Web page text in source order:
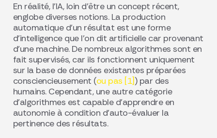
En réalité, l’IA, loin d’être un concept récent,
englobe diverses notions. La production
automatique d’un résultat est une forme
d’intelligence que l’on dit artificielle car provenant
d’une machine. De nombreux algorithmes sont en
fait supervisés, car ils fonctionnent uniquement
sur la base de données existantes préparées
consciencieusement (ou pas [1]) par des
humains. Cependant, une autre catégorie
d’algorithmes est capable d’apprendre en
autonomie à condition d’auto-évaluer la
pertinence des résultats.